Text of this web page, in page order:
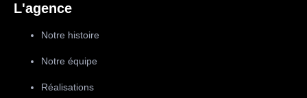
L'agence
Notre histoire
Notre équipe
Réalisations